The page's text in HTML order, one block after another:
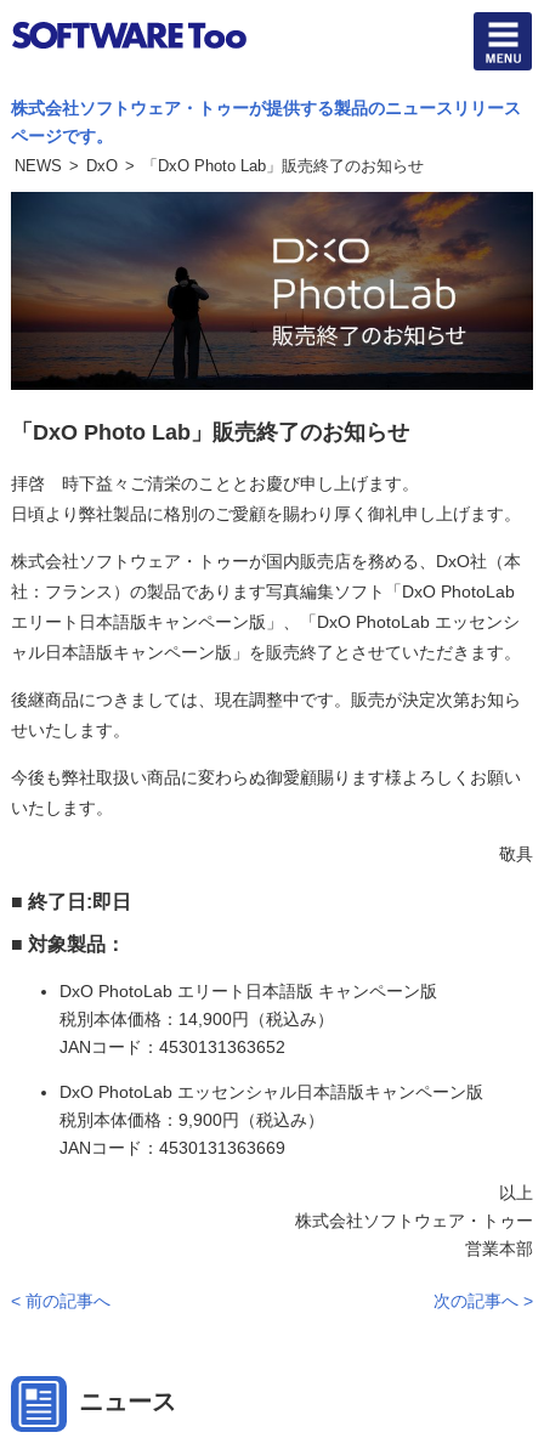
株式会社ソフトウェア・トゥーが提供する製品のニュースリリース
ページです。
NEWS > DxO > 「DxO Photo Lab」販売終了のお知らせ
「DxO Photo Lab」販売終了のお知らせ
拝啓 時下益々ご清栄のこととお慶び申し上げます。
日頃より弊社製品に格別のご愛顧を賜わり厚く御礼申し上げます。
株式会社ソフトウェア・トゥーが国内販売店を務める、DxO社（本
社：フランス）の製品であります写真編集ソフト「DxO PhotoLab
エリート日本語版キャンペーン版」、「DxO PhotoLab エッセンシ
ャル日本語版キャンペーン版」を販売終了とさせていただきます。
後継商品につきましては、現在調整中です。販売が決定次第お知ら
せいたします。
今後も弊社取扱い商品に変わらぬ御愛顧賜ります様よろしくお願い
いたします。
敬具
■ 終了日:即日
■ 対象製品：
DxO PhotoLab エリート日本語版 キャンペーン版
税別本体価格：14,900円（税込み）
JANコード：4530131363652
DxO PhotoLab エッセンシャル日本語版キャンペーン版
税別本体価格：9,900円（税込み）
JANコード：4530131363669
以上
株式会社ソフトウェア・トゥー
営業本部
< 前の記事へ 次の記事へ >
ニュース